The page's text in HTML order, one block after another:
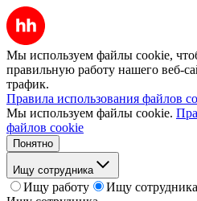
Мы используем файлы cookie,
правильную работу нашего веб-
трафик.
Правила использования файлов
Мы используем файлы cookie.
файлов cookie
Понятно
Ищу сотрудника
Ищу работу
Ищу сотрудника